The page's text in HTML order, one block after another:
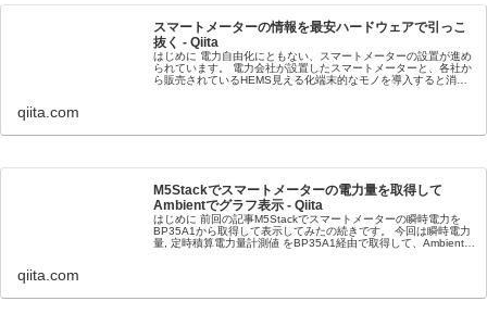
スマートメーターの情報を最安ハードウェアで引っこ
抜く - Qiita
はじめに 電力自由化にともない、スマートメーターの設置が進め
られています。 電力会社が設置したスマートメーターと、各社か
ら販売されているHEMS見える化端末的なモノを導入すると消費
qiita.com
M5Stackでスマートメーターの電力量を取得して
Ambientでグラフ表示 - Qiita
はじめに 前回の記事M5Stackでスマートメーターの瞬時電力を
BP35A1から取得して表示してみたの続きです。 今回は瞬時電力
量, 定時積算電力量計測値 をBP35A1経由で取得して、Ambientと
qiita.com